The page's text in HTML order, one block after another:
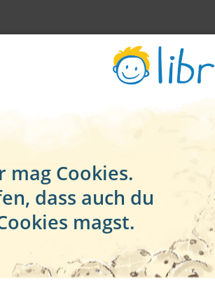
mag Cookies.
dass auch du
magst.
10% Rabatt auf deine